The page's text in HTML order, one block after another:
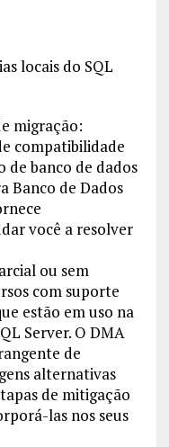
locais do SQL
migração:
compatibilidade
de banco de dados
Banco de Dados
você a resolver
ou sem
com suporte
estão em uso na
Server. O DMA
de
alternativas
de mitigação
las nos seus